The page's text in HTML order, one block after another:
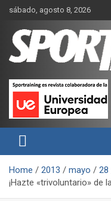
Skip
content
sábado, agosto 8, 2026
Revista
Sport
rendimiento, nutrición y
Home 2013 mayo
28
¡Hazte «trivoluntario» de